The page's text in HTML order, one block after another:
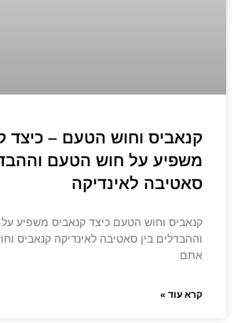
קנאביס וחוש הטעם – כיצד
משפיע על חוש הטעם
סאטיבה לאינדיקה
קנאביס וחוש הטעם כיצד קנאביס משפיע
וההבדלים בין סאטיבה לאינדיקה קנאביס
אתם
קרא עוד »